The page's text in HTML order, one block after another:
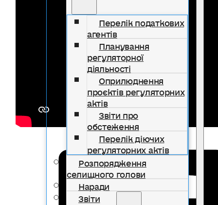
Перелік податкових
агентів
Планування
регуляторної
діяльності
Оприлюднення
проєктів регуляторних
актів
Звіти про
обстеження
Перелік діючих
регуляторних актів
Розпорядження
селищного голови
Наради
Звіти